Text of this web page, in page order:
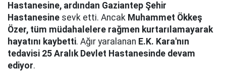
Hastanesine, ardından Gaziantep Şehir
Hastanesine sevk etti. Ancak Muhammet Ökkeş
Özer, tüm müdahalelere rağmen kurtarılamayarak
hayatını kaybetti. Ağır yaralanan E.K. Kara'nın
tedavisi 25 Aralık Devlet Hastanesinde devam
ediyor.